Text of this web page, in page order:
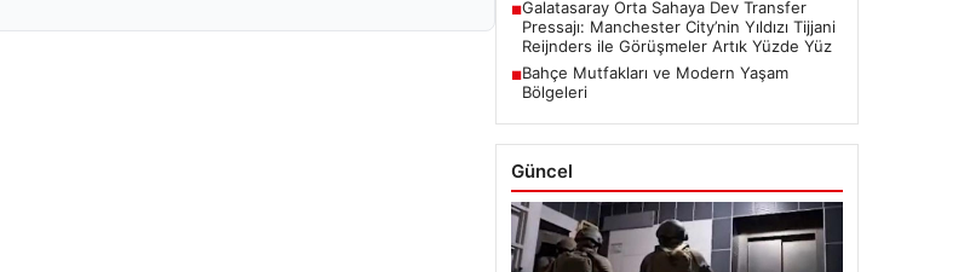
■Galatasaray Orta Sahaya Dev Transfer
Pressajı: Manchester City’nin Yıldızı Tijjani
Reijnders ile Görüşmeler Artık Yüzde Yüz
■Bahçe Mutfakları ve Modern Yaşam
Bölgeleri
Güncel